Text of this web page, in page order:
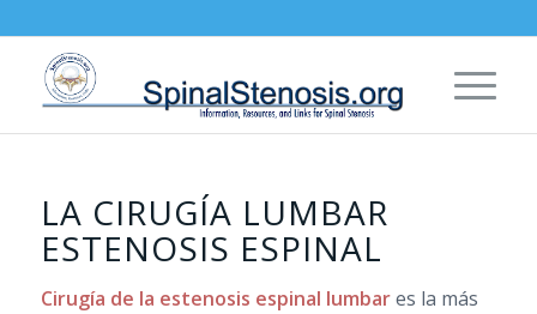
LA CIRUGÍA LUMBAR
ESTENOSIS ESPINAL
Cirugía de la estenosis espinal lumbares la más